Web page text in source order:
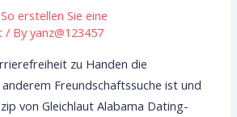
So erstellen Sie eine
/ Byyanz@123457
zu Handen die
Freundschaftssuche ist und
von Gleichlaut Alabama Dating-